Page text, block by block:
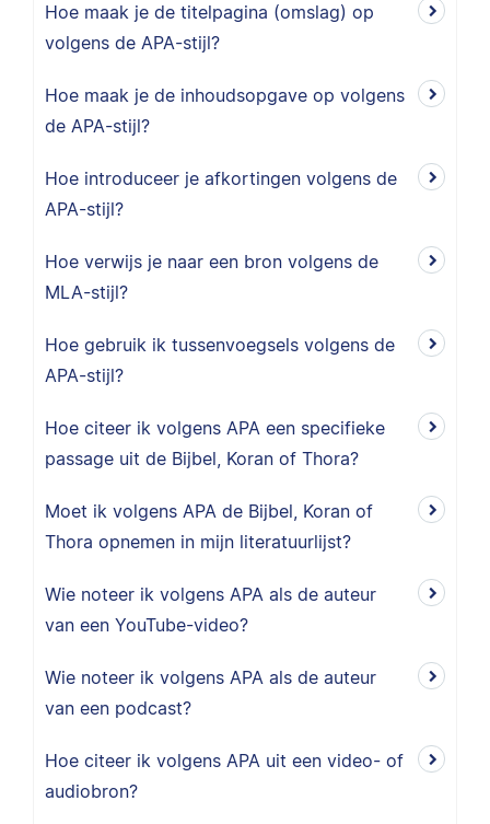
Hoe maak je de titelpagina (omslag) op
volgens de APA-stijl?
Hoe maak je de inhoudsopgave op volgens
de APA-stijl?
Hoe introduceer je afkortingen volgens de
APA-stijl?
Hoe verwijs je naar een bron volgens de
MLA-stijl?
Hoe gebruik ik tussenvoegsels volgens de
APA-stijl?
Hoe citeer ik volgens APA een specifieke
passage uit de Bijbel, Koran of Thora?
Moet ik volgens APA de Bijbel, Koran of
Thora opnemen in mijn literatuurlijst?
Wie noteer ik volgens APA als de auteur
van een YouTube-video?
Wie noteer ik volgens APA als de auteur
van een podcast?
Hoe citeer ik volgens APA uit een video- of
audiobron?